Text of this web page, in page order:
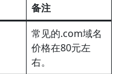
备注
常见的.com域名
价格在80元左
右。